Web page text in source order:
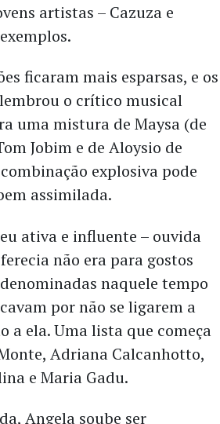
artistas – Cazuza e
ficaram mais esparsas, e os
o crítico musical
uma mistura de Maysa (de
Jobim e de Aloysio de
explosiva pode
assimilada.
ativa e influente – ouvida
não era para gostos
naquele tempo
por não se ligarem a
a ela. Uma lista que começa
Adriana Calcanhotto,
e Maria Gadu.
Angela soube ser